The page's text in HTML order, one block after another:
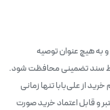
به هیچ عنوان توصیه
سند تضمینی محافظت شود.
از علی‌بابا تنها زمانی
و قابل اعتماد خرید صورت